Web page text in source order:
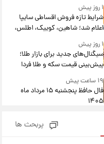
۱ روز پیش
شرایط تازه فروش اقساطی سایپا
اعلام شد؛ شاهین، کوییک، اطلس،
سهند و ساینا با اقساط بلندمدت +
جدول۱ روز پیش
سیگنال‌های جدید برای بازار طلا؛
پیش‌بینی قیمت سکه و طلا فردا
۱۹ ساعت پیش
فال حافظ پنجشنبه ۱۵ مرداد ماه
۱۴۰۵
فال قهوه روزانه پنجشنبه ۱۵ مرداد
ماه ۱۴۰۵
پربحث ها